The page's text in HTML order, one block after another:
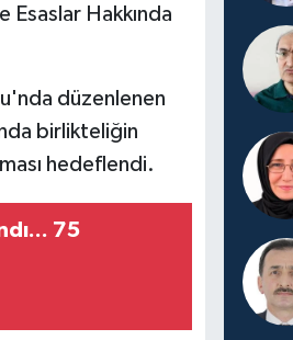
Esaslar Hakkında
düzenlenen
birlikteliğin
hedeflendi.
75